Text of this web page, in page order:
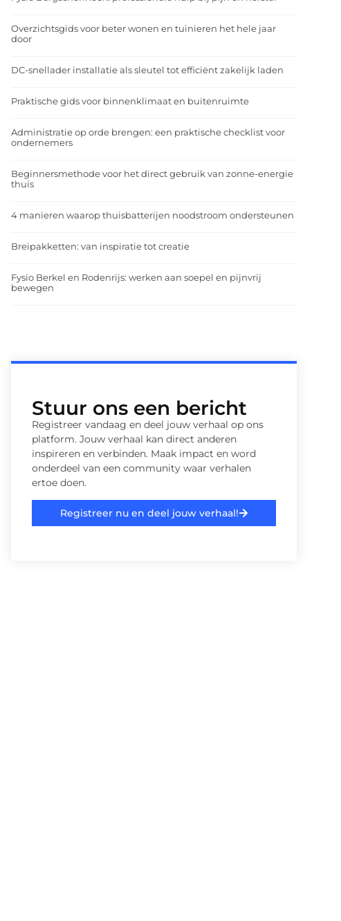
Overzichtsgids voor beter wonen en tuinieren het hele jaar
door
DC-snellader installatie als sleutel tot efficiënt zakelijk laden
Praktische gids voor binnenklimaat en buitenruimte
Administratie op orde brengen: een praktische checklist voor
ondernemers
Beginnersmethode voor het direct gebruik van zonne-energie
thuis
4 manieren waarop thuisbatterijen noodstroom ondersteunen
Breipakketten: van inspiratie tot creatie
Fysio Berkel en Rodenrijs: werken aan soepel en pijnvrij
bewegen
Stuur ons een bericht
Registreer vandaag en deel jouw verhaal op ons
platform. Jouw verhaal kan direct anderen
inspireren en verbinden. Maak impact en word
onderdeel van een community waar verhalen
ertoe doen.
Registreer nu en deel jouw verhaal!